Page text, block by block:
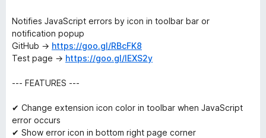
Notifies JavaScript errors by icon in toolbar bar or
notification popup
GitHub → https://goo.gl/RBcFK8
Test page → https://goo.gl/IEXS2y
--- FEATURES ---
✔ Change extension icon color in toolbar when JavaScript
error occurs
✔ Show error icon in bottom right page corner